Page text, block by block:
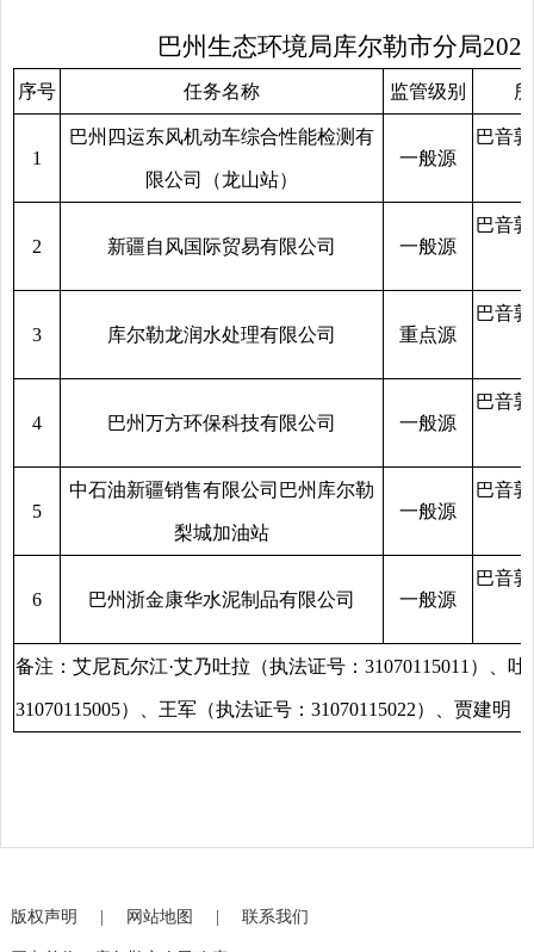
巴州生态环境局库尔勒市分局
序号 任务名称 监管级别
1
巴州四运东风机动车综合性能检测有
限公司（龙山站）
一般源
巴音
2 新疆自风国际贸易有限公司 一般源
巴音
3 库尔勒龙润水处理有限公司 重点源
巴音
4 巴州万方环保科技有限公司 一般源
巴音
5
中石油新疆销售有限公司巴州库尔勒
梨城加油站
一般源
巴音
6 巴州浙金康华水泥制品有限公司 一般源
巴音
备注：艾尼瓦尔江·艾乃吐拉（执法证号：31070115011）、
31070115005）、王军（执法证号：31070115022）、贾建明
版权声明 | 网站地图 | 联系我们